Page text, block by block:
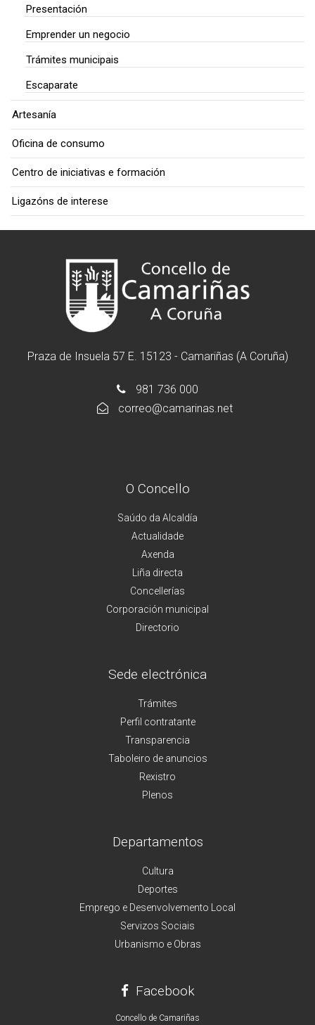
Presentación
Emprender un negocio
Trámites municipais
Escaparate
Artesanía
Oficina de consumo
Centro de iniciativas e formación
Ligazóns de interese
Praza de Insuela 57 E. 15123 - Camariñas (A Coruña)
981 736 000
correo@camarinas.net
O Concello
Saúdo da Alcaldía
Actualidade
Axenda
Liña directa
Concellerías
Corporación municipal
Directorio
Sede electrónica
Trámites
Perfil contratante
Transparencia
Taboleiro de anuncios
Rexistro
Plenos
Departamentos
Cultura
Deportes
Emprego e Desenvolvemento Local
Servizos Sociais
Urbanismo e Obras
Facebook
Concello de Camariñas